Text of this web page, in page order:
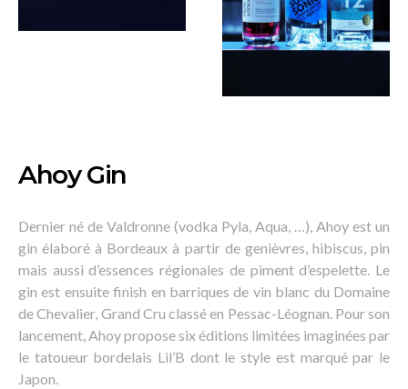
Ahoy Gin
Dernier né de Valdronne (vodka Pyla, Aqua, …), Ahoy est un
gin élaboré à Bordeaux à partir de genièvres, hibiscus, pin
mais aussi d’essences régionales de piment d’espelette. Le
gin est ensuite finish en barriques de vin blanc du Domaine
de Chevalier, Grand Cru classé en Pessac-Léognan. Pour son
lancement, Ahoy propose six éditions limitées imaginées par
le tatoueur bordelais Lil’B dont le style est marqué par le
Japon.